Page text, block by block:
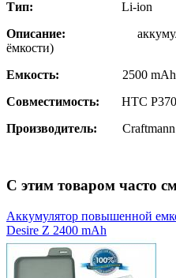
Тип: Li-ion
Описание:
ёмкости)
Емкость: 2500 mAh
Совместимость: HTC
Производитель: Craftmann
С этим товаром часто
Аккумулятор повышенной
Desire Z 2400 mAh